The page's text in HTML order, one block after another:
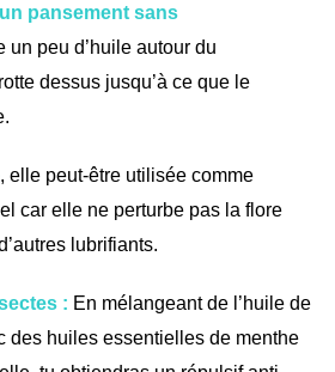
pansement sans
un peu d’huile autour du
dessus jusqu’à ce que le
, elle peut-être utilisée comme
car elle ne perturbe pas la flore
lubrifiants.
: En mélangeant de l’huile de
des huiles essentielles de menthe